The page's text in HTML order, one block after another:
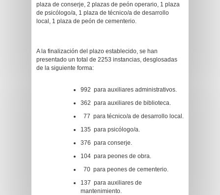
plaza de conserje, 2 plazas de peón operario, 1 plaza
de psicólogo/a, 1 plaza de técnico/a de desarrollo
local, 1 plaza de peón de cementerio.
A la finalización del plazo establecido, se han
presentado un total de 2253 instancias, desglosadas
de la siguiente forma:
992 para auxiliares administrativos.
362 para auxiliares de biblioteca.
77 para técnico/a de desarrollo local.
135 para psicólogo/a.
376 para conserje.
104 para peones de obra.
70 para peones de cementerio.
137 para auxiliares de
mantenimiento.